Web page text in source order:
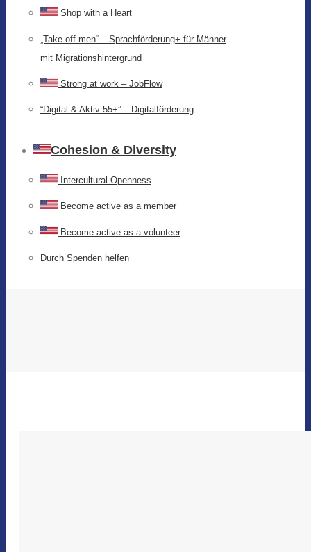
Shop with a Heart
„Take off men“ – Sprachförderung+ für Männer
mit Migrationshintergrund
Strong at work – JobFlow
“Digital & Aktiv 55+” – Digitalförderung
Cohesion & Diversity
Intercultural Openness
Become active as a member
Become active as a volunteer
Durch Spenden helfen